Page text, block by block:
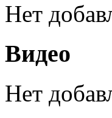
Нет
Видео
Нет